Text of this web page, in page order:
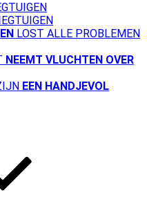
LOST ALLE PROBLEMEN
NEEMT VLUCHTEN OVER
EEN HANDJEVOL